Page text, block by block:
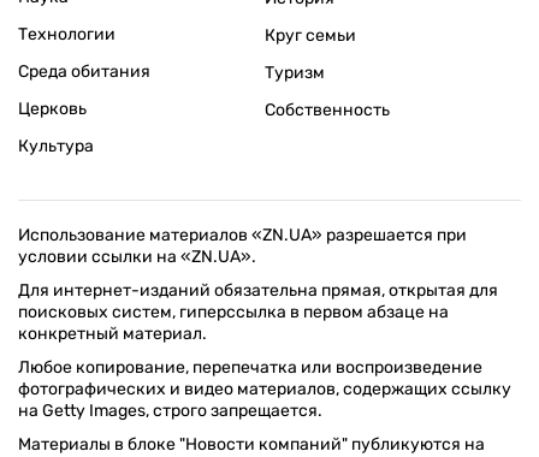
Технологии
Среда обитания
Церковь
Культура
Круг семьи
Туризм
Собственность
Использование материалов «ZN.UA» разрешается при
условии ссылки на «ZN.UA».
Для интернет-изданий обязательна прямая, открытая для
поисковых систем, гиперссылка в первом абзаце на
конкретный материал.
Любое копирование, перепечатка или воспроизведение
фотографических и видео материалов, содержащих ссылку
на Getty Images, строго запрещается.
Материалы в блоке "Новости компаний" публикуются на